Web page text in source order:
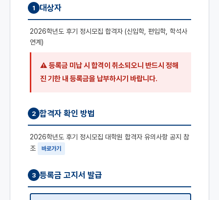
1 대상자
2026학년도 후기 정시모집 합격자 (신입학, 편입학, 학석사
연계)
등록금 미납 시 합격이 취소되오니 반드시 정해
진 기한 내 등록금을 납부하시기 바랍니다.
2 합격자 확인 방법
2026학년도 후기 정시모집 대학원 합격자 유의사항 공지 참
조
바로가기
3 등록금 고지서 발급